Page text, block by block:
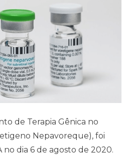
de Terapia Gênica no
Nepavoreque), foi
no dia 6 de agosto de 2020.